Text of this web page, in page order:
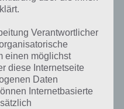
die korrekten Lösungen
Fragen und Sachverhalte in
immer mal wieder
Verantwortlicher
einen möglichst
diese Internetseite
Daten
Internetbasierte